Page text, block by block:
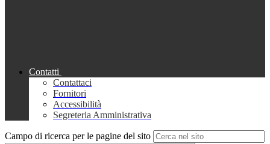
Contatti
Contattaci
Fornitori
Accessibilità
Segreteria Amministrativa
Campo di ricerca per le pagine del sito